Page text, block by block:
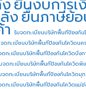
ยื่นงบการเ
งยื่นภาษีย้
รับจดทะเบียนบริษัทพื้นทีป้องกัน
จดทะเบียนบริษัทพื้นทีป้องกันโควิดนค
ดทะเบียนบริษัทพื้นทีป้องกันโควิดบึงก
จดทะเบียนบริษัทพื้นทีป้องกันโควิดพัง
จดทะเบียนบริษัทพื้นทีป้องกันโควิดมุ
ดทะเบียนบริษัทพื้นทีป้องกันโควิดแม่